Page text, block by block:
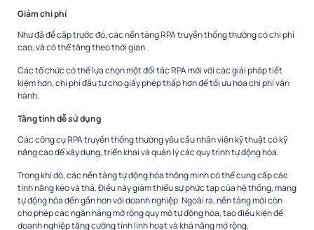
Giảm chi phí
Như đã đề cập trước đó, các nền tảng RPA truyền thống thường có chi phí
cao, và có thể tăng theo thời gian.
Các tổ chức có thể lựa chọn một đối tác RPA mới với các giải pháp tiết
kiệm hơn, chi phí đầu tư cho giấy phép thấp hơn để tối ưu hóa chi phí vận
hành.
Tăng tính dễ sử dụng
Các công cụ RPA truyền thống thường yêu cầu nhân viên kỹ thuật có kỹ
năng cao để xây dựng, triển khai và quản lý các quy trình tự động hóa.
Trong khi đó, các nền tảng tự động hóa thông minh có thể cung cấp các
tính năng kéo và thả. Điều này giảm thiểusự phức tạp của hệ thống,mang
tự động hóa đến gần hơn với doanh nghiệp.Ngoài ra, nền tảng mới còn
cho phép các ngân hàng mở rộng quy mô tự động hóa, tạo điều kiện để
doanh nghiệp tăng cường tính linh hoạt và khả năng mở rộng.